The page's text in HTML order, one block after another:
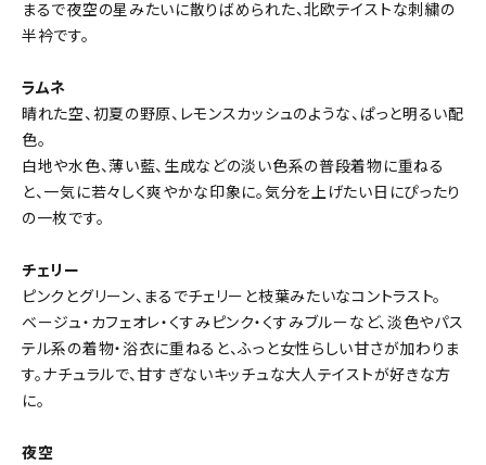
まるで夜空の星みたいに散りばめられた、北欧テイストな刺繍の
半衿です。
ラムネ
晴れた空、初夏の野原、レモンスカッシュのような、ぱっと明るい配
色。
白地や水色、薄い藍、生成などの淡い色系の普段着物に重ねる
と、一気に若々しく爽やかな印象に。気分を上げたい日にぴったり
の一枚です。
チェリー
ピンクとグリーン、まるでチェリーと枝葉みたいなコントラスト。
ベージュ・カフェオレ・くすみピンク・くすみブルーなど、淡色やパス
テル系の着物・浴衣に重ねると、ふっと女性らしい甘さが加わりま
す。ナチュラルで、甘すぎないキッチュな大人テイストが好きな方
に。
夜空